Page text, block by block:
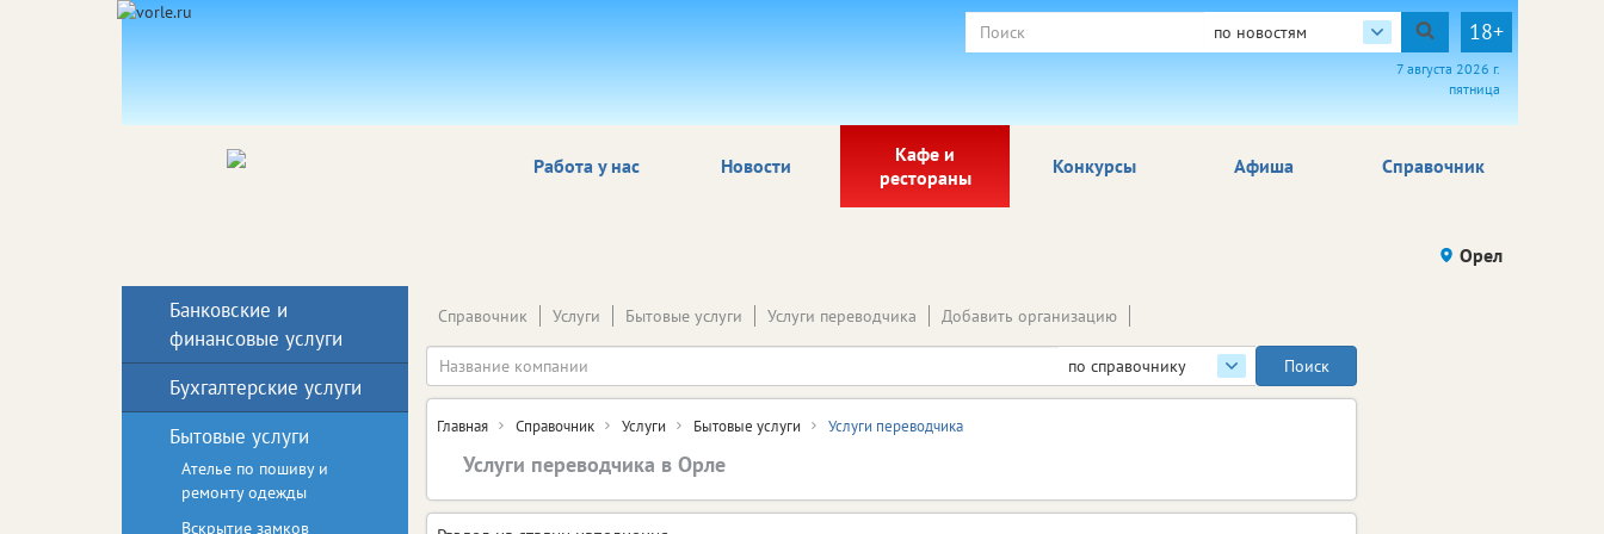
по новостям 18+
7 августа 2026 г.
пятница
Работа у нас Новости
Кафе и
рестораны
Афиша Справочник
Конкурсы
Орел
по справочнику
Справочник Услуги Бытовые услуги Услуги переводчика Добавить организацию
Главная Справочник Услуги Бытовые услуги Услуги переводчика
Услуги переводчика в Орле
Банковские и
финансовые услуги
Бухгалтерские услуги
Бытовые услуги
Ателье по пошиву и
ремонту одежды
Вскрытие замков